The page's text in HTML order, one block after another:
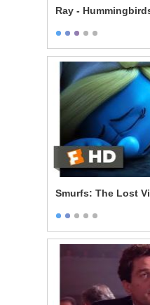
Ray -
Smurfs: The Lost